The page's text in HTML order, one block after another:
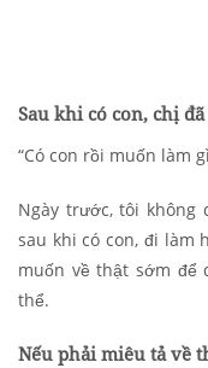
Sau khi có con, chị
“Có con rồi muốn làm
Ngày trước, tôi không
sau khi có con, đi làm
muốn về thật sớm để
thể.
Nếu phải miêu tả về